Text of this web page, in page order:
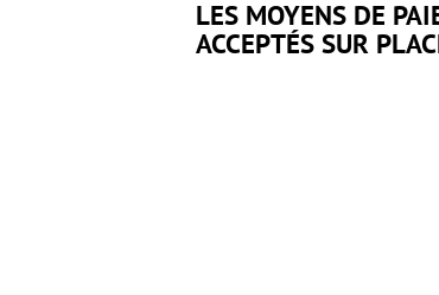
LES MOYENS DE
ACCEPTÉS SUR